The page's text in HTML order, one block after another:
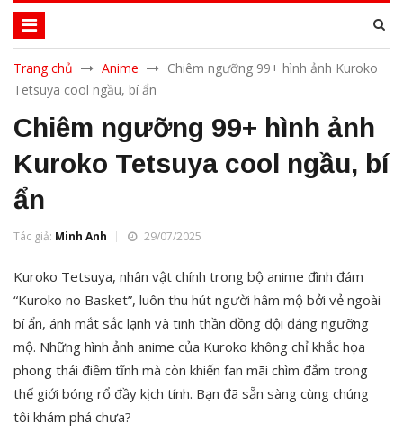
Trang chủ Anime
Chiêm ngưỡng 99+ hình ảnh Kuroko
Tetsuya cool ngầu, bí ẩn
Chiêm ngưỡng 99+ hình ảnh
Kuroko Tetsuya cool ngầu, bí
ẩn
Tác giả: Minh Anh 29/07/2025
Kuroko Tetsuya, nhân vật chính trong bộ anime đình đám
“Kuroko no Basket”, luôn thu hút người hâm mộ bởi vẻ ngoài
bí ẩn, ánh mắt sắc lạnh và tinh thần đồng đội đáng ngưỡng
mộ. Những hình ảnh anime của Kuroko không chỉ khắc họa
phong thái điềm tĩnh mà còn khiến fan mãi chìm đắm trong
thế giới bóng rổ đầy kịch tính. Bạn đã sẵn sàng cùng chúng
tôi khám phá chưa?